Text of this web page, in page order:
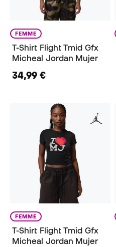
FEMME
T-Shirt Flight Tmid Gfx
Micheal Jordan Mujer
34,99 €
FEMME
T-Shirt Flight Tmid Gfx
Micheal Jordan Mujer